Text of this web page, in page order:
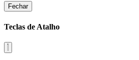
Fechar
Teclas de Atalho